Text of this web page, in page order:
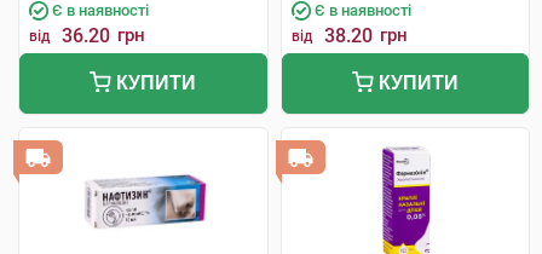
Є в наявності
від 36.20 грн
КУПИТИ
Є в наявності
від 38.20 грн
КУПИТИ